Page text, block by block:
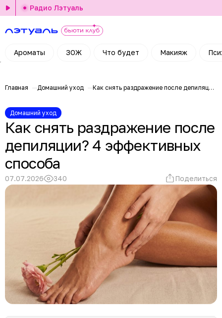
Ароматы ЗОЖ Что будет Макияж
Радио Лэтуаль
Главная Домашний уход Как снять раздражение после депиляции? 4 эффективных способа
Домашний уход
Как снять раздражение после
депиляции? 4 эффективных
способа
07.07.2026 340 Поделиться